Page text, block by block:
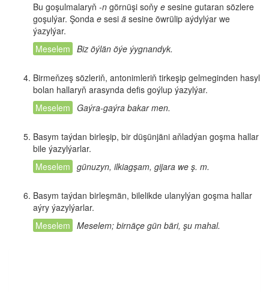
Bu goşulmalaryň -n görnüşi soňy e sesine gutaran sözlere
goşulýar. Şonda e sesi ä sesine öwrülip aýdylýar we
ýazylýar.
Biz öýlän öýe ýygnandyk.
Birmeňzeş sözleriň, antonimleriň tirkeşip gelmeginden hasyl
bolan hallaryň arasynda defis goýlup ýazylýar.
Gaýra-gaýra bakar men.
Basym taýdan birleşip, bir düşünjäni aňladýan goşma hallar
bile ýazylýarlar.
günuzyn, ilkiagşam, gijara we ş. m.
Basym taýdan birleşmän, bilelikde ulanylýan goşma hallar
aýry ýazylýarlar.
Meselem; birnäçe gün bäri, şu mahal.